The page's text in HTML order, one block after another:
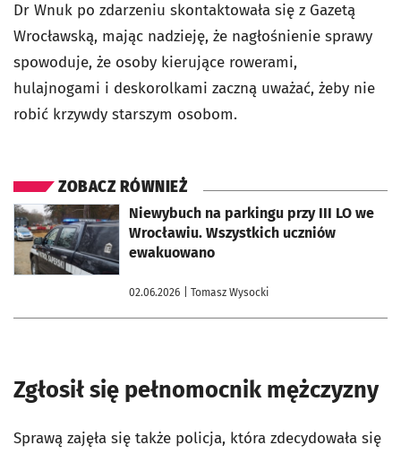
Dr Wnuk po zdarzeniu skontaktowała się z Gazetą
Wrocławską, mając nadzieję, że nagłośnienie sprawy
spowoduje, że osoby kierujące rowerami,
hulajnogami i deskorolkami zaczną uważać, żeby nie
robić krzywdy starszym osobom.
ZOBACZ RÓWNIEŻ
Niewybuch na parkingu przy III LO we
Wrocławiu. Wszystkich uczniów
ewakuowano
02.06.2026 | Tomasz Wysocki
otworzy się w nowej karcie
Zgłosił się pełnomocnik mężczyzny
Sprawą zajęła się także policja, która zdecydowała się